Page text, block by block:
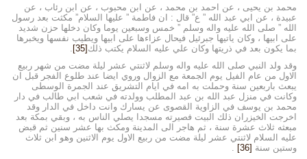
محمد بن يحيى ، عن احمد بن محمد ، عن ابن محبوب ، عن ابن رئاب ، عن
عبيدة ، عن ابي عبد الله ” ع” قال : ان فاطمة ” عليها السلام” مكثت بعد رسول
الله ” صلى الله عليه واله وسلم ” خمس وسبعين يوما وكان دخلها حزن شديد
على ابيها ، وكان ياتيها جبرئيل فيحال عزاءها على ابيها ويطيب نفسها ويخبرها
بما يكون بعد في ذريتها وكان علي عليه السلام يكتب ذلك [35]
.
وقد ولد النبي صلى الله عليه واله وسلم لاثنتي عشر ليلة مضت من شهر ربيع
الاول من عام الفيل يوم الجمعة مع الزوال وروي ايضا عند طلوع الفجر قبل ان
يبعث باربعين سنة وحملت به امه في ايام التشريق عند الجمرة الوسطى
وكانت في منزل عبد الله بن عبد المطلب وولدته في شعب ابي طالب في دار
محمد بن يوسف في الزاوية القصوى عن يسارك وانت داخل في الدار وقد
اخرجت الخيزران ذلك البيت فصيرته مسجدا يصلي الناس به ، وبقي بمكة بعد
مبعثه ثلاث عشرة سنة ، ثم هاجر الى المدينة ومكث بها عشر سنين ثم قبض
عليه السلام لاثنتي عشر ليلة مضت من ربيع الاول يوم الاثنين وهو ابن ثلاث
وستين سنة [36]
.